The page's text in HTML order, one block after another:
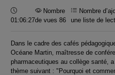
Durée :
01:06:27
Nombre
de vues 86
Nombre
une liste de
Dans le cadre des cafés
Océane Martin, maîtresse de
pharmaceutiques au collège santé,
thème suivant : " Pourquoi et